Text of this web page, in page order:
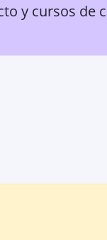
y cursos de